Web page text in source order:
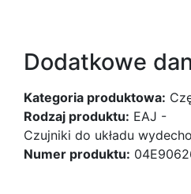
Dodatkowe
Kategoria produktowa:
Rodzaj produktu: EAJ -
Czujniki do układu
Numer produktu: